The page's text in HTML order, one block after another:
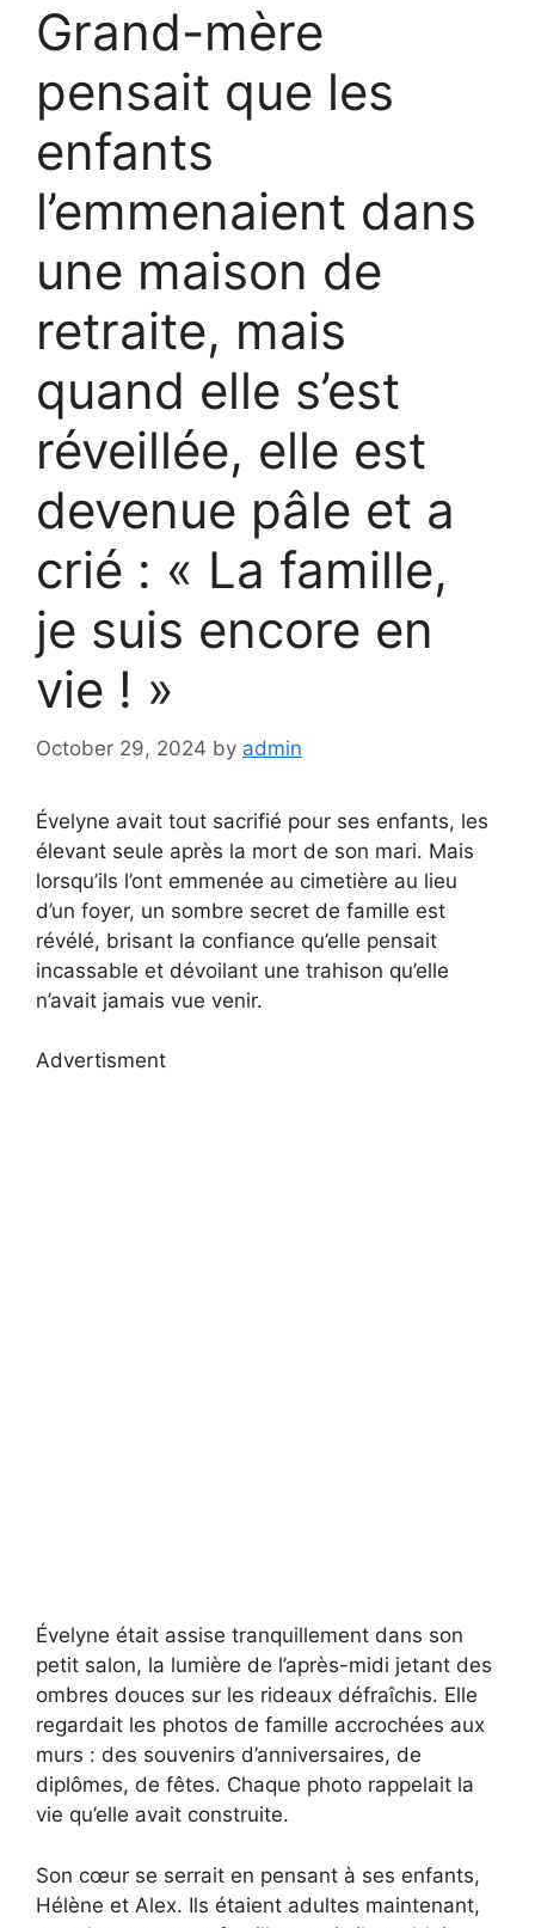
Grand-mère
pensait que les
enfants
l’emmenaient dans
une maison de
retraite, mais
quand elle s’est
réveillée, elle est
devenue pâle et a
crié : « La famille,
je suis encore en
vie ! »
October 29, 2024 by admin
Évelyne avait tout sacrifié pour ses enfants, les
élevant seule après la mort de son mari. Mais
lorsqu’ils l’ont emmenée au cimetière au lieu
d’un foyer, un sombre secret de famille est
révélé, brisant la confiance qu’elle pensait
incassable et dévoilant une trahison qu’elle
n’avait jamais vue venir.
Advertisment
Évelyne était assise tranquillement dans son
petit salon, la lumière de l’après-midi jetant des
ombres douces sur les rideaux défraîchis. Elle
regardait les photos de famille accrochées aux
murs : des souvenirs d’anniversaires, de
diplômes, de fêtes. Chaque photo rappelait la
vie qu’elle avait construite.
Son cœur se serrait en pensant à ses enfants,
Hélène et Alex. Ils étaient adultes maintenant,